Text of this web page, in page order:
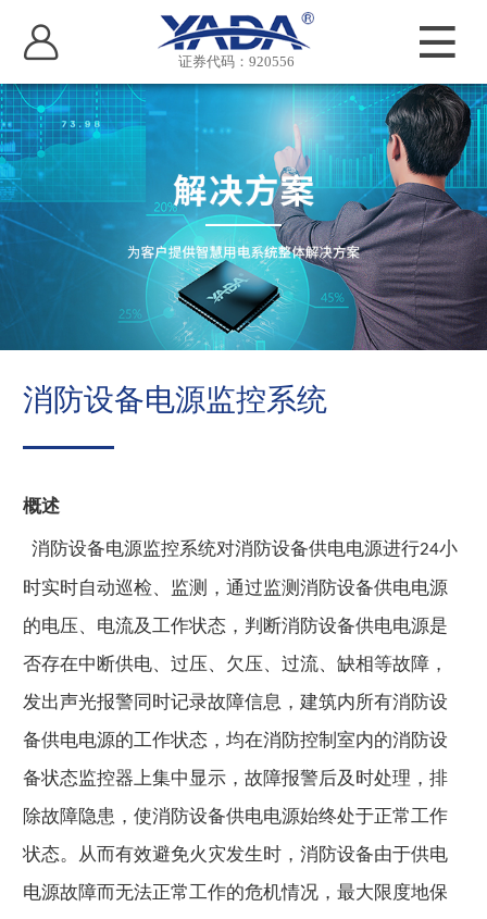
证券代码：920556
消防设备电源监控系统
概述
消防设备电源监控系统对消防设备供电电源进行24小
时实时自动巡检、监测，通过监测消防设备供电电源
的电压、电流及工作状态，判断消防设备供电电源是
否存在中断供电、过压、欠压、过流、缺相等故障，
发出声光报警同时记录故障信息，建筑内所有消防设
备供电电源的工作状态，均在消防控制室内的消防设
备状态监控器上集中显示，故障报警后及时处理，排
除故障隐患，使消防设备供电电源始终处于正常工作
状态。从而有效避免火灾发生时，消防设备由于供电
电源故障而无法正常工作的危机情况，最大限度地保